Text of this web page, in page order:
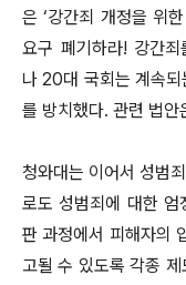
은 ‘강간죄 개정을 위
요구 폐기하라! 강간
나 20대 국회는 계속되
를 방치했다. 관련 법안
청와대는 이어서 성범
로도 성범죄에 대한
판 과정에서 피해자의
고될 수 있도록 각종